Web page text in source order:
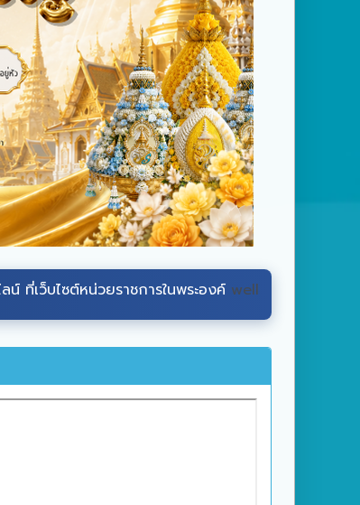
ยราชการในพระองค์wellwishes.royaloffice